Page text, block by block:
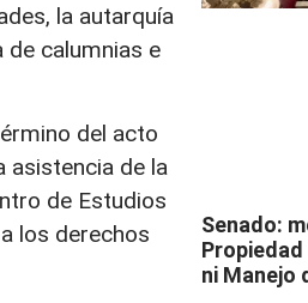
la autarquía
de calumnias e
del acto
asistencia de la
de Estudios
los derechos
Senado:
ni Manejo